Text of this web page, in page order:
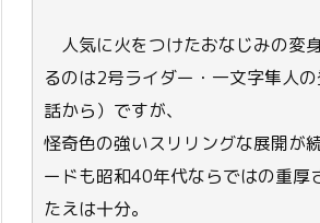
人気に火をつけたおなじみの変
るのは2号ライダー・一文字隼人
話から）ですが、
怪奇色の強いスリリングな展開が
ードも昭和40年代ならではの重厚
たえは十分。